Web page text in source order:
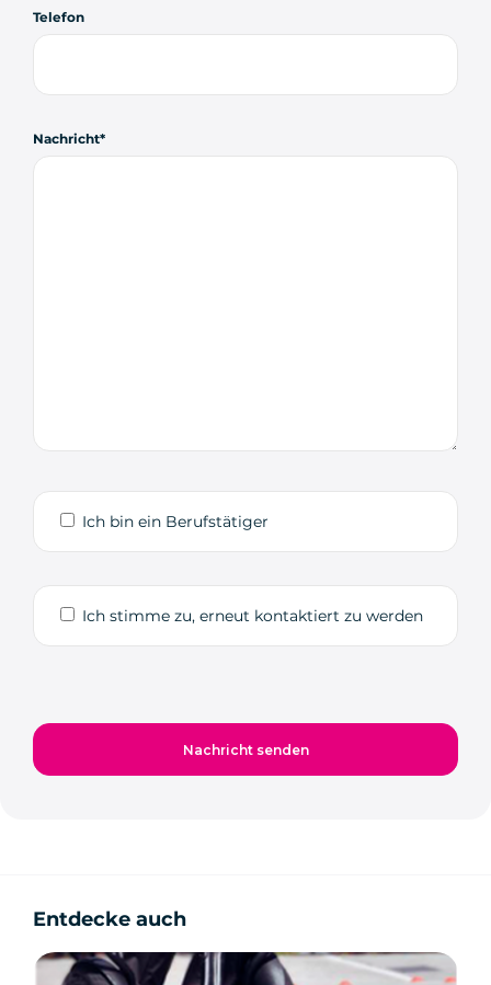
Telefon
Nachricht
Ich bin ein Berufstätiger
Ich stimme zu, erneut kontaktiert zu werden
Entdecke auch